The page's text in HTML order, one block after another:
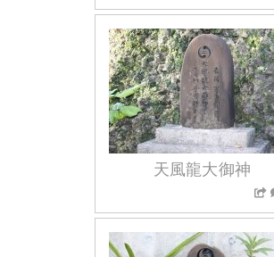
天風龍大御神